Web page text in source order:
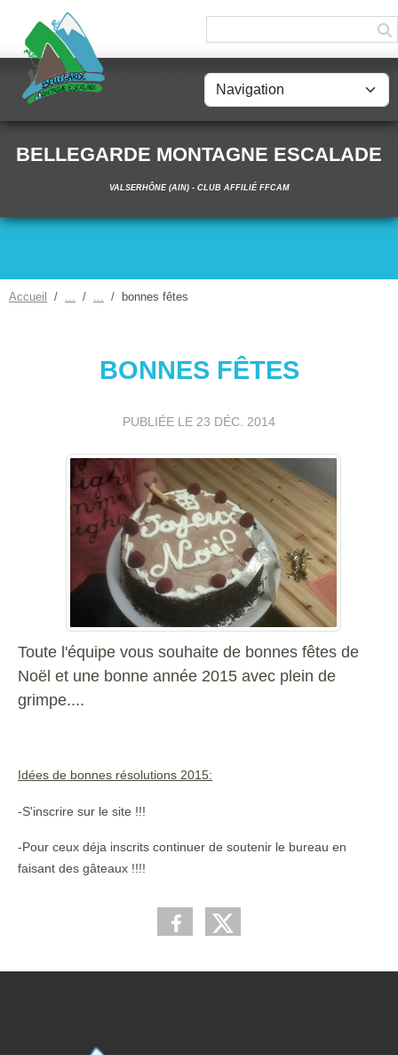
BELLEGARDE MONTAGNE ESCALADE
VALSERHÔNE (AIN) - CLUB AFFILIÉ FFCAM
Accueil bonnes fêtes
BONNES FÊTES
PUBLIÉE LE 23 DÉC. 2014
Toute l'équipe vous souhaite de bonnes fêtes de
Noël et une bonne année 2015 avec plein de
grimpe....
Idées de bonnes résolutions 2015:
-S'inscrire sur le site !!!
-Pour ceux déja inscrits continuer de soutenir le bureau en
faisant des gâteaux !!!!
Panneau de gestion des cookies